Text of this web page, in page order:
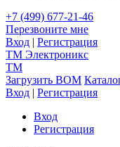
+7 (499) 677-21-46
Перезвоните мне
Вход | Регистрация
TM Электроникс
TM
Загрузить BOM
Вход | Регистрация
Вход
Регистрация